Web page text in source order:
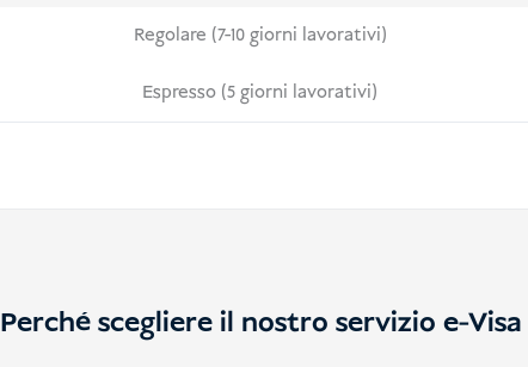
Regolare (7-10 giorni lavorativi)
Espresso (5 giorni lavorativi)
Perché scegliere il nostro servizio e-Visa